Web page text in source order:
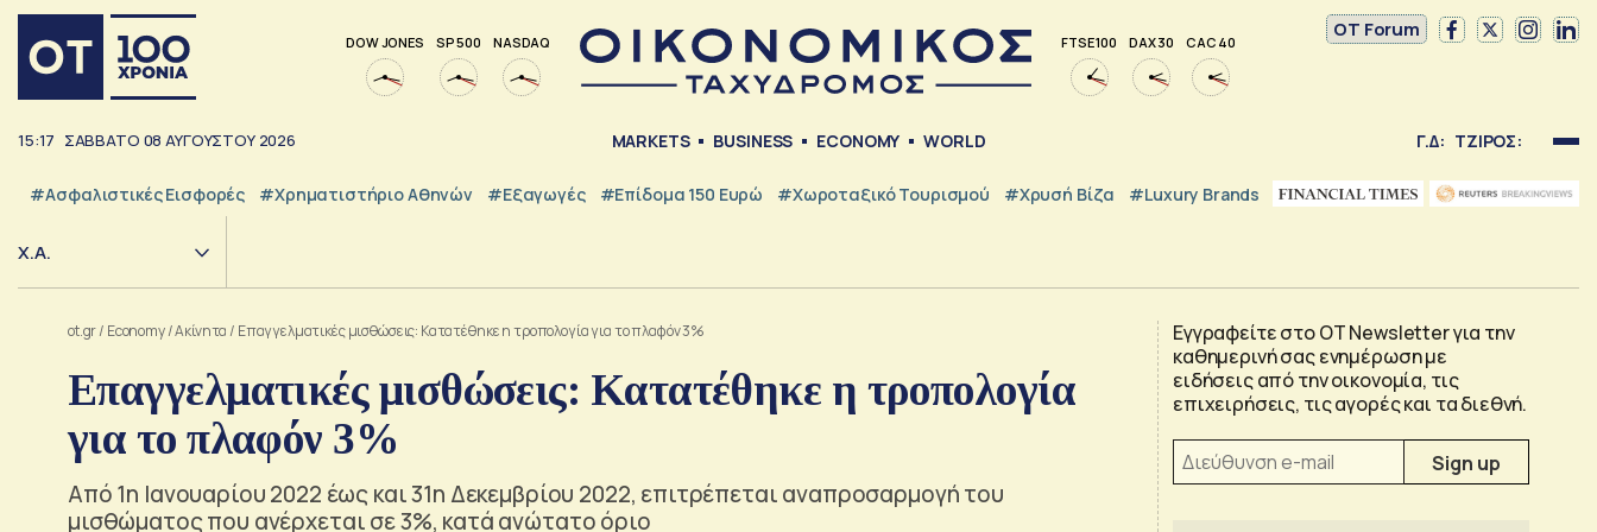
DOW JONES SP 500 NASDAQ FTSE 100 DAX 30 CAC 40
OT Forum
15:17 ΣΑΒΒΑΤΟ 08 ΑΥΓΟΥΣΤΟΥ 2026 MARKETS BUSINESS ECONOMY WORLD Γ.Δ: ΤΖΙΡΟΣ:
#Ασφαλιστικές Εισφορές #Χρηματιστήριο Αθηνών #εξαγωγές #Επίδομα 150 Ευρώ #Χωροταξικό Τουρισμού #Χρυσή Βίζα #luxury Brands
Χ.Α.
ot.gr/ Economy/Ακίνητα / Επαγγελματικές μισθώσεις: Κατατέθηκε η τροπολογία για το πλαφόν 3%
Επαγγελματικές μισθώσεις: Κατατέθηκε η τροπολογία
για το πλαφόν 3%
Aπό 1η Ιανουαρίου 2022 έως και 31η Δεκεμβρίου 2022, επιτρέπεται αναπροσαρμογή του
μισθώματος που ανέρχεται σε 3%, κατά ανώτατο όριο
Εγγραφείτε στο OT Newsletter για την
καθημερινή σας ενημέρωση με
ειδήσεις από την οικονομία, τις
επιχειρήσεις, τις αγορές και τα διεθνή.